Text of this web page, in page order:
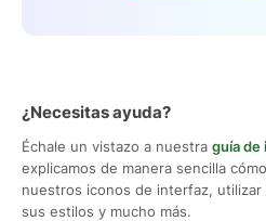
¿Necesitas ayuda?
Échale un vistazo a nuestra guía de
explicamos de manera sencilla
nuestros iconos de interfaz, utilizar
sus estilos y mucho más.